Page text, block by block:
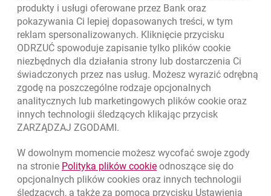
Skontaktuj się ze Specjalistą
O banku
Odpowiedzialny biznes
Regulacje zewnętrzne
produkty i usługi oferowane przez Bank oraz
pokazywania Ci lepiej dopasowanych treści, w tym
reklam spersonalizowanych. Kliknięcie przycisku
ODRZUĆ spowoduje zapisanie tylko plików cookie
niezbędnych dla działania strony lub dostarczenia Ci
świadczonych przez nas usług. Możesz wyrazić odrębną
zgodę na poszczególne rodzaje opcjonalnych
analitycznych lub marketingowych plików cookie oraz
innych technologii śledzących klikając przycisk
ZARZĄDZAJ ZGODAMI.
W dowolnym momencie możesz wycofać swoje zgody
na stronie Polityka plików cookielink otwiera się w nowym
odnoszące się do
opcjonalnych plików cookies oraz innych technologii
śledzących, a także za pomocą przycisku Ustawienia